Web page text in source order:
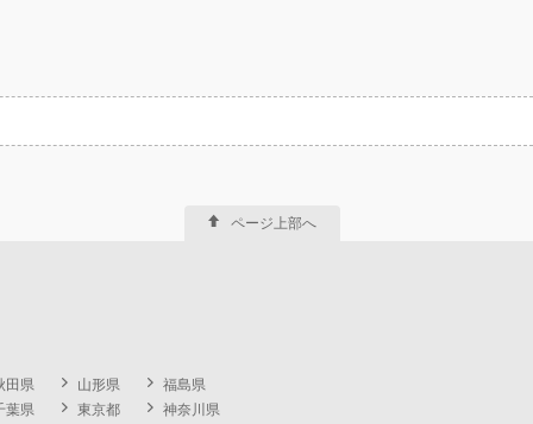
田県 山形県
福島県
葉県
東京都
神奈川県
ページ上部へ